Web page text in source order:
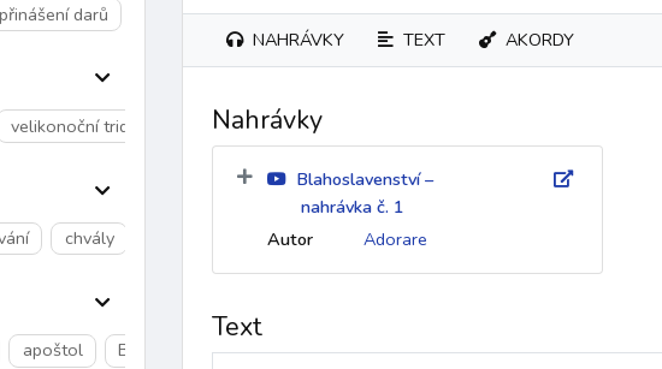
přinášení darů k přijímání po přijímání závěr ordinárium
velikonoční triduum Velikonoce mezidobí
chvály k Duchu Svatému ke křížové cestě
apoštol Beránek Boží Bible biřmování bolest bouře Boží
NAHRÁVKY TEXT AKORDY
Nahrávky
Blahoslavenství –
nahrávka č. 1
Autor
Adorare
Text